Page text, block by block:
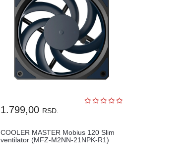
1.799,00 RSD.
COOLER MASTER Mobius 120 Slim
ventilator (MFZ-M2NN-21NPK-R1)